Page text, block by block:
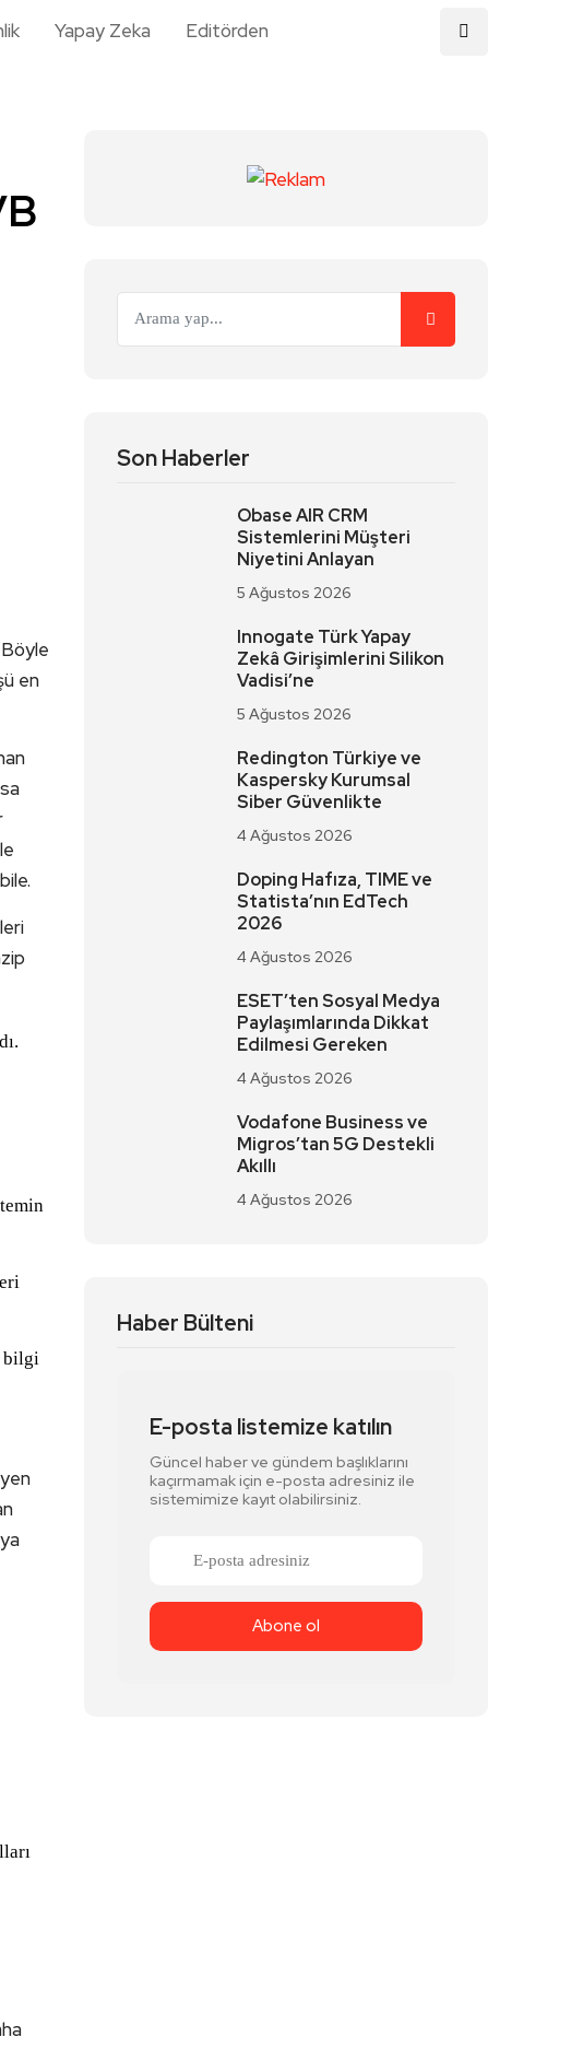
Yapay Zeka Editörden
en
bilgi
Son Haberler
Obase AIR CRM
Sistemlerini Müşteri
Niyetini Anlayan
5 Ağustos 2026
Innogate Türk Yapay
Zekâ Girişimlerini Silikon
Vadisi’ne
5 Ağustos 2026
Redington Türkiye ve
Kaspersky Kurumsal
Siber Güvenlikte
4 Ağustos 2026
Doping Hafıza, TIME ve
Statista’nın EdTech
2026
4 Ağustos 2026
ESET’ten Sosyal Medya
Paylaşımlarında Dikkat
Edilmesi Gereken
4 Ağustos 2026
Vodafone Business ve
Migros’tan 5G Destekli
Akıllı
4 Ağustos 2026
Haber Bülteni
E-posta listemize katılın
Güncel haber ve gündem başlıklarını
kaçırmamak için e-posta adresiniz ile
sistemimize kayıt olabilirsiniz.